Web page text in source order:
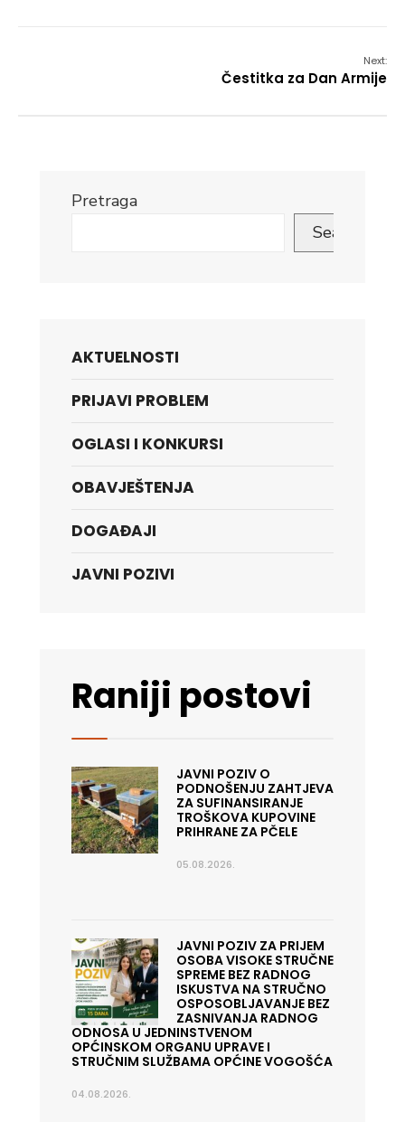
Next:
Čestitka za Dan Armije
Pretraga
Search
AKTUELNOSTI
PRIJAVI PROBLEM
OGLASI I KONKURSI
OBAVJEŠTENJA
DOGAĐAJI
JAVNI POZIVI
Raniji postovi
JAVNI POZIV O
PODNOŠENJU ZAHTJEVA
ZA SUFINANSIRANJE
TROŠKOVA KUPOVINE
PRIHRANE ZA PČELE
05.08.2026.
JAVNI POZIV ZA PRIJEM
OSOBA VISOKE STRUČNE
SPREME BEZ RADNOG
ISKUSTVA NA STRUČNO
OSPOSOBLJAVANJE BEZ
ZASNIVANJA RADNOG
ODNOSA U JEDNINSTVENOM
OPĆINSKOM ORGANU UPRAVE I
STRUČNIM SLUŽBAMA OPĆINE VOGOŠĆA
04.08.2026.